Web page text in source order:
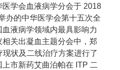
学会血液病学分会于 2018
办的中华医学会第十五次全
液病学领域内最具影响力
关出凝血主题分会中，郑
状及二线治疗方案进行了
市新药艾曲泊帕在 ITP 二